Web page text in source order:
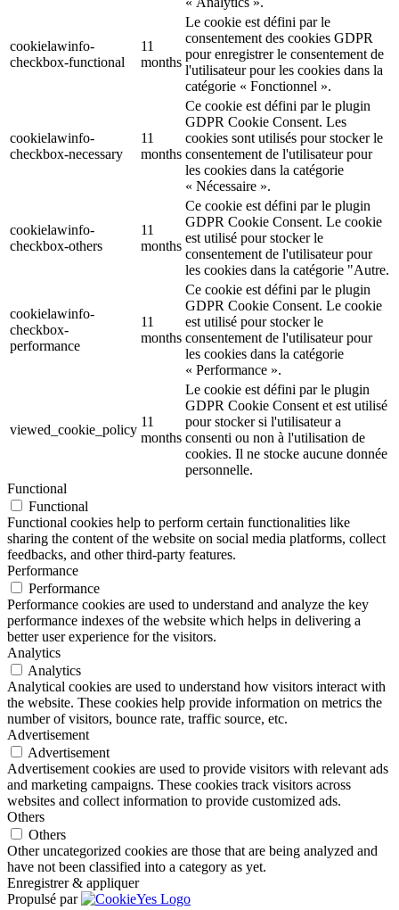
cookielawinfo-
checkbox-functional
11
months
Le cookie est défini par le
consentement des cookies GDPR
pour enregistrer le consentement de
l'utilisateur pour les cookies dans la
catégorie « Fonctionnel ».
cookielawinfo-
checkbox-necessary
11
months
Ce cookie est défini par le plugin
GDPR Cookie Consent. Les
cookies sont utilisés pour stocker le
consentement de l'utilisateur pour
les cookies dans la catégorie
« Nécessaire ».
cookielawinfo-
checkbox-others
11
months
Ce cookie est défini par le plugin
GDPR Cookie Consent. Le cookie
est utilisé pour stocker le
consentement de l'utilisateur pour
les cookies dans la catégorie "Autre.
cookielawinfo-
checkbox-
performance
11
months
Ce cookie est défini par le plugin
GDPR Cookie Consent. Le cookie
est utilisé pour stocker le
consentement de l'utilisateur pour
les cookies dans la catégorie
« Performance ».
viewed_cookie_policy
11
months
Le cookie est défini par le plugin
GDPR Cookie Consent et est utilisé
pour stocker si l'utilisateur a
consenti ou non à l'utilisation de
cookies. Il ne stocke aucune donnée
personnelle.
Functional
Functional
Functional cookies help to perform certain functionalities like
sharing the content of the website on social media platforms, collect
feedbacks, and other third-party features.
Performance
Performance
Performance cookies are used to understand and analyze the key
performance indexes of the website which helps in delivering a
better user experience for the visitors.
Analytics
Analytics
Analytical cookies are used to understand how visitors interact with
the website. These cookies help provide information on metrics the
number of visitors, bounce rate, traffic source, etc.
Advertisement
Advertisement
Advertisement cookies are used to provide visitors with relevant ads
and marketing campaigns. These cookies track visitors across
websites and collect information to provide customized ads.
Others
Others
Other uncategorized cookies are those that are being analyzed and
have not been classified into a category as yet.
Enregistrer & appliquer
Propulsé par